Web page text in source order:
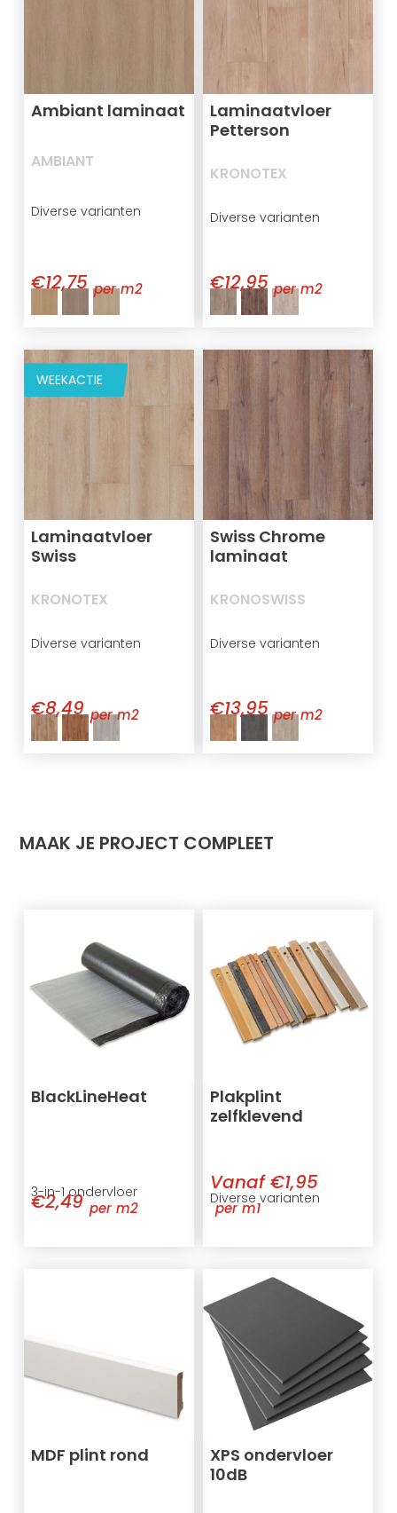
Ambiant laminaat
AMBIANT
Diverse varianten
€12,75 per m2
Laminaatvloer
Petterson
KRONOTEX
Diverse varianten
€12,95 per m2
WEEKACTIE
Laminaatvloer
Swiss
KRONOTEX
Diverse varianten
€8,49 per m2
Swiss Chrome
laminaat
KRONOSWISS
Diverse varianten
€13,95 per m2
MAAK JE PROJECT COMPLEET
BlackLineHeat
3-in-1 ondervloer
€2,49 per m2
Plakplint
zelfklevend
Diverse varianten
Vanaf €1,95
per m1
MDF plint rond
XPS ondervloer
10dB